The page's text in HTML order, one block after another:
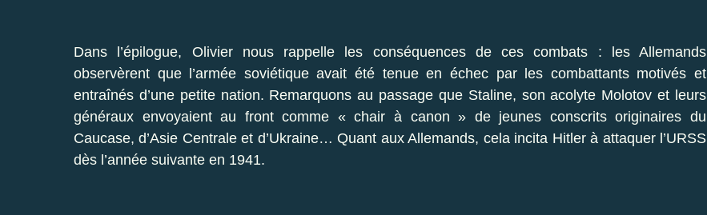
Dans l’épilogue, Olivier nous rappelle les conséquences de ces combats : les Allemands
observèrent que l’armée soviétique avait été tenue en échec par les combattants motivés et
entraînés d’une petite nation. Remarquons au passage que Staline, son acolyte Molotov et leurs
généraux envoyaient au front comme « chair à canon » de jeunes conscrits originaires du
Caucase, d’Asie Centrale et d’Ukraine… Quant aux Allemands, cela incita Hitler à attaquer l’URSS
dès l’année suivante en 1941.